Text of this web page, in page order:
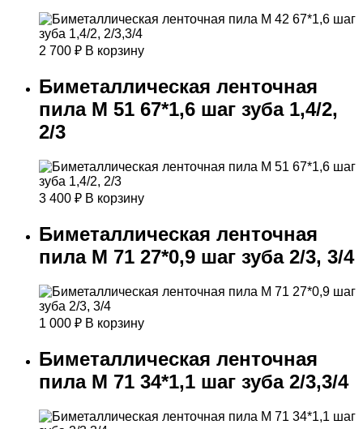
2 700 ₽ В корзину
Биметаллическая ленточная
пила М 51 67*1,6 шаг зуба 1,4/2,
2/3
3 400 ₽ В корзину
Биметаллическая ленточная
пила М 71 27*0,9 шаг зуба 2/3, 3/4
1 000 ₽ В корзину
Биметаллическая ленточная
пила М 71 34*1,1 шаг зуба 2/3,3/4